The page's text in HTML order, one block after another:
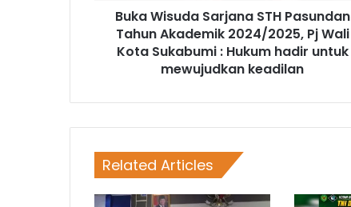
Buka Wisuda Sarjana STH Pasundan
Tahun Akademik 2024/2025, Pj Wali
Kota Sukabumi : Hukum hadir untuk
mewujudkan keadilan
Related Articles